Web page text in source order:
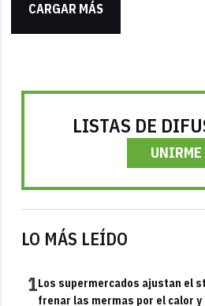
CARGAR MÁS
LISTAS DE
UNIRME
LO MÁS LEÍDO
1Los supermercados ajustan el
frenar las mermas por el calor y